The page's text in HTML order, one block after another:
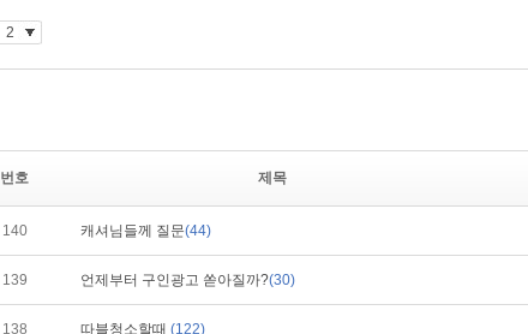
번호 제목
140 캐셔님들께 질문(44)
139 언제부터 구인광고 쏟아질까?(30)
138 따블청소할때 (122)